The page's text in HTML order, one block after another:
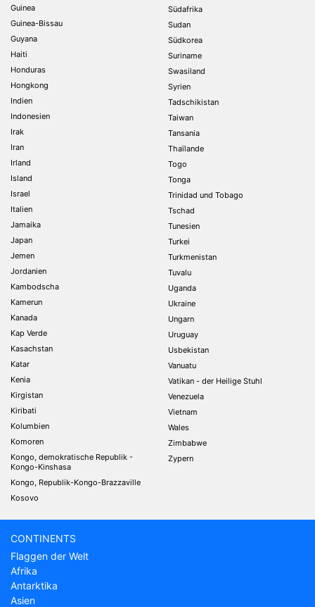
Guinea
Guinea-Bissau
Guyana
Haiti
Honduras
Hongkong
Indien
Indonesien
Irak
Iran
Irland
Island
Israel
Italien
Jamaika
Japan
Jemen
Jordanien
Kambodscha
Kamerun
Kanada
Kap Verde
Kasachstan
Katar
Kenia
Kirgistan
Kiribati
Kolumbien
Komoren
Kongo, demokratische Republik -
Kongo-Kinshasa
Kongo, Republik-Kongo-Brazzaville
Kosovo
Südafrika
Sudan
Südkorea
Suriname
Swasiland
Syrien
Tadschikistan
Taiwan
Tansania
Thaïlande
Togo
Tonga
Trinidad und Tobago
Tschad
Tunesien
Turkei
Turkmenistan
Tuvalu
Uganda
Ukraine
Ungarn
Uruguay
Usbekistan
Vanuatu
Vatikan - der Heilige Stuhl
Venezuela
Vietnam
Wales
Zimbabwe
Zypern
CONTINENTS
Flaggen der Welt
Afrika
Antarktika
Asien